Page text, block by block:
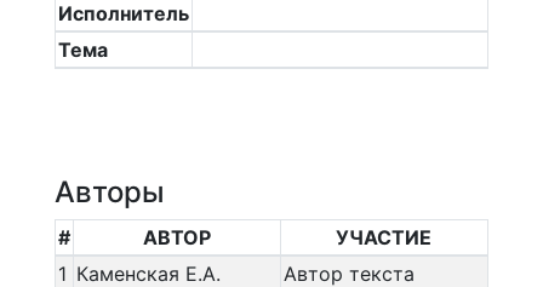
Исполнитель
Тема
Авторы
# АВТОР
УЧАСТИЕ
1 Каменская Е.А. Автор текста